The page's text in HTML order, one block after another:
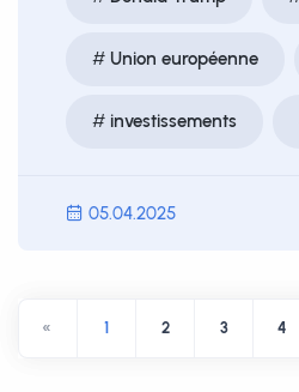
Union européenne
investissements
05.04.2025
« 1 2 3 4